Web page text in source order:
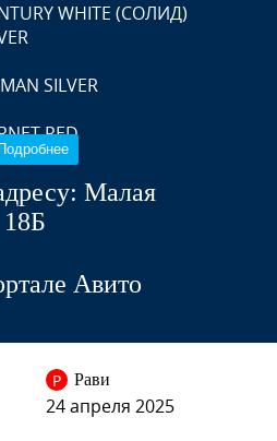
WHITE (СОЛИД)
SILVER
RED
GRAY
BLACK PEARL, 팬텀블랙
BLUE
(Белый)
Подробнее
Малая
Авито
Р Рави
24 апреля 2025